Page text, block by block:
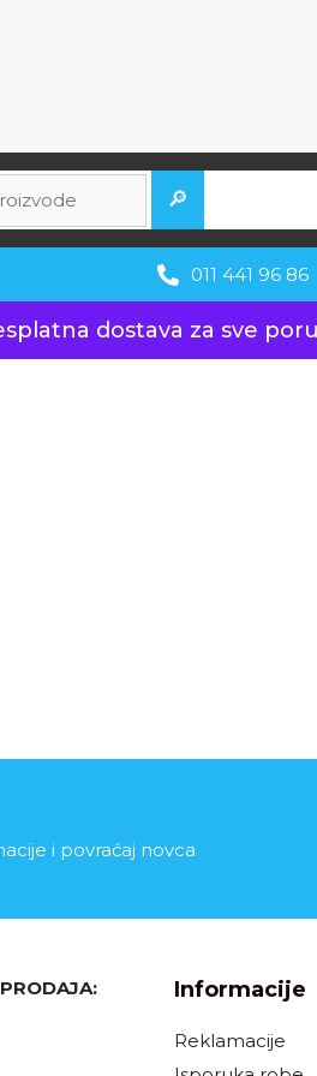
🔎
011 441 96 86
dostava za sve
i povraćaj novca
Informacije
Reklamacije